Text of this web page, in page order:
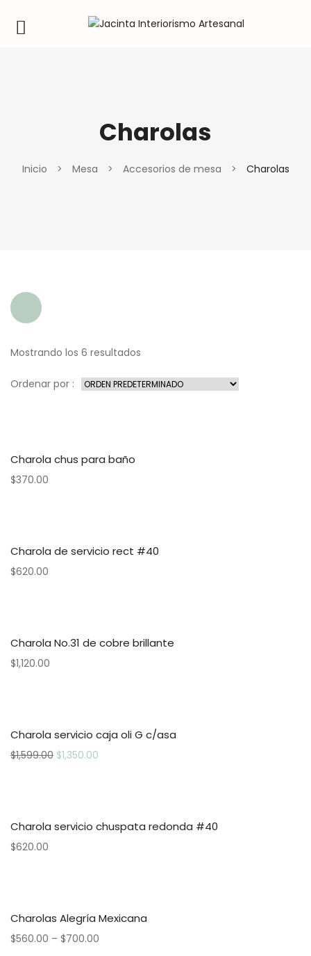
Charolas
Inicio > Mesa > Accesorios de mesa > Charolas
Mostrando los 6 resultados
Ordenar por :
Charola chus para baño
$370.00
Charola de servicio rect #40
$620.00
Charola No.31 de cobre brillante
$1,120.00
Charola servicio caja oli G c/asa
$1,599.00 $1,350.00
Charola servicio chuspata redonda #40
$620.00
Charolas Alegría Mexicana
$560.00 – $700.00